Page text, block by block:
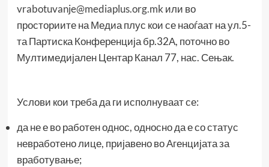
vrabotuvanje@mediaplus.org.mk или во
просториите на Медиа плус кои се наоѓаат на ул.5-
та Партиска Конференција бр.32А, поточно во
Мултимедијален Центар Канал 77, нас. Сењак.
Услови кои треба да ги исполнуваат се:
да не е во работен однос, односно да е со статус
невработено лице, пријавено во Агенцијата за
вработување;